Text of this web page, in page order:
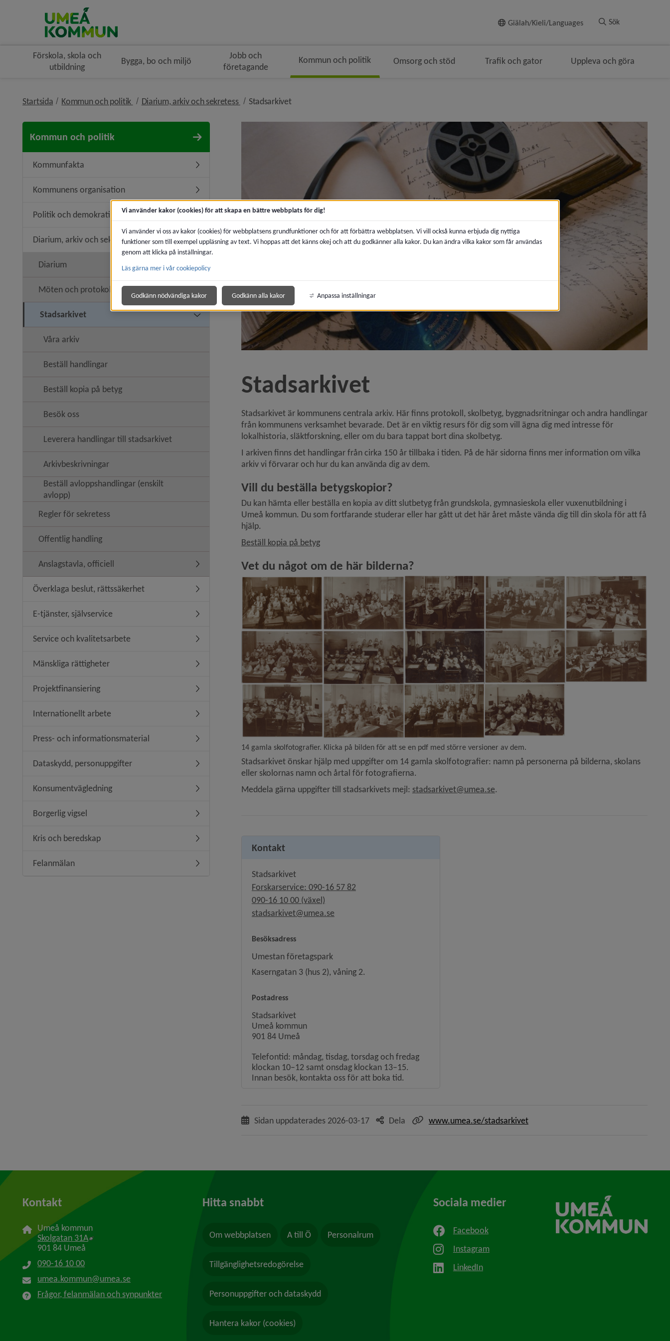
Giälah/Kieli/Languages Sök
Förskola, skola och
utbildning
Bygga, bo och miljö
Jobb och
företagande
Kommun och politik Omsorg och stöd Trafik och gator Uppleva och göra
Startsida Kommun och politik nivå i brödsmulenavigeringen
Diarium, arkiv och sekretess nivå i brödsmulenavigeringen
Stadsarkivetnivå i brödsmulenavigeringen
Kommun och politik
Kommunfakta Undermeny för Kommunfakta
Kommunens organisation Undermeny för Kommunens organisation
Politik och demokrati
Diarium, arkiv och sekretess Undermeny för Diarium, arkiv och sekretess
Diarium Undermeny för Diarium
Möten och protokoll
Stadsarkivet Undermeny för Stadsarkivet
Våra arkiv
Beställ handlingar
Beställ kopia på betyg
Besök oss
Leverera handlingar till stadsarkivet
Arkivbeskrivningar
Beställ avloppshandlingar (enskilt
avlopp)
Regler för sekretess
Offentlig handling
Anslagstavla, officiell Undermeny för Anslagstavla, officiell
Överklaga beslut, rättssäkerhet Undermeny för Överklaga beslut, rättssäkerhet
E-tjänster, självservice Undermeny för E-tjänster, självservice
Service och kvalitetsarbete Undermeny för Service och kvalitetsarbete
Mänskliga rättigheter Undermeny för Mänskliga rättigheter
Projektfinansiering Undermeny för Projektfinansiering
Internationellt arbete Undermeny för Internationellt arbete
Press- och informationsmaterial Undermeny för Press- och informationsmaterial
Dataskydd, personuppgifter Undermeny för Dataskydd, personuppgifter
Konsumentvägledning Undermeny för Konsumentvägledning
Borgerlig vigsel Undermeny för Borgerlig vigsel
Kris och beredskap Undermeny för Kris och beredskap
Felanmälan Undermeny för Felanmälan
Stadsarkivet
Stadsarkivet är kommunens centrala arkiv. Här finns protokoll, skolbetyg, byggnadsritningar och andra handlingar
från kommunens verksamhet bevarade. Det är en viktig resurs för dig som vill ägna dig med intresse för
lokalhistoria, släktforskning, eller om du bara tappat bort dina skolbetyg.
I arkiven finns det handlingar från cirka 150 år tillbaka i tiden. På de här sidorna finns mer information om vilka
arkiv vi förvarar och hur du kan använda dig av dem.
Vill du beställa betygskopior?
Du kan hämta eller beställa en kopia av ditt slutbetyg från grundskola, gymnasieskola eller vuxenutbildning i
Umeå kommun. Du som fortfarande studerar eller har gått ut det här året måste vända dig till din skola för att få
hjälp.
Beställ kopia på betyg
Vet du något om de här bilderna?
14 gamla skolfotografier. Klicka på bilden för att se en pdf med större versioner av dem.
Stadsarkivet önskar hjälp med uppgifter om 14 gamla skolfotografier: namn på personerna på bilderna, skolans
eller skolornas namn och årtal för fotografierna.
Meddela gärna uppgifter till stadsarkivets mejl: stadsarkivet@umea.se.
Kontakt
Stadsarkivet
Forskarservice: 090-16 57 82
090-16 10 00 (växel)
stadsarkivet@umea.se
Besöksadress
Umestan företagspark
Kaserngatan 3 (hus 2), våning 2.
Postadress
Stadsarkivet
Umeå kommun
901 84 Umeå
Telefontid: måndag, tisdag, torsdag och fredag
klockan 10–12 samt onsdag klockan 13–15.
Innan besök, kontakta oss för att boka tid.
Sidan uppdaterades 2026-03-17 Dela www.umea.se/stadsarkivet
Kontakt
Umeå kommun
Skolgatan 31A Länk till annan webbplats, öppnas i nytt fönster.
901 84 Umeå
090-16 10 00
umea.kommun@umea.se
Frågor, felanmälan och synpunkter
Hitta snabbt
Om webbplatsen A till Ö Personalrum
Tillgänglighetsredogörelse
Personuppgifter och dataskydd
Hantera kakor (cookies)
Sociala medier
Facebook
Instagram
LinkedIn
Vi använder kakor (cookies) för att skapa en bättre webbplats för dig!
Vi använder vi oss av kakor (cookies) för webbplatsens grundfunktioner och för att förbättra webbplatsen. Vi vill också kunna erbjuda dig nyttiga
funktioner som till exempel uppläsning av text. Vi hoppas att det känns okej och att du godkänner alla kakor. Du kan ändra vilka kakor som får användas
genom att klicka på inställningar.
Läs gärna mer i vår cookiepolicy
Godkänn nödvändiga kakor Godkänn alla kakor Anpassa inställningar